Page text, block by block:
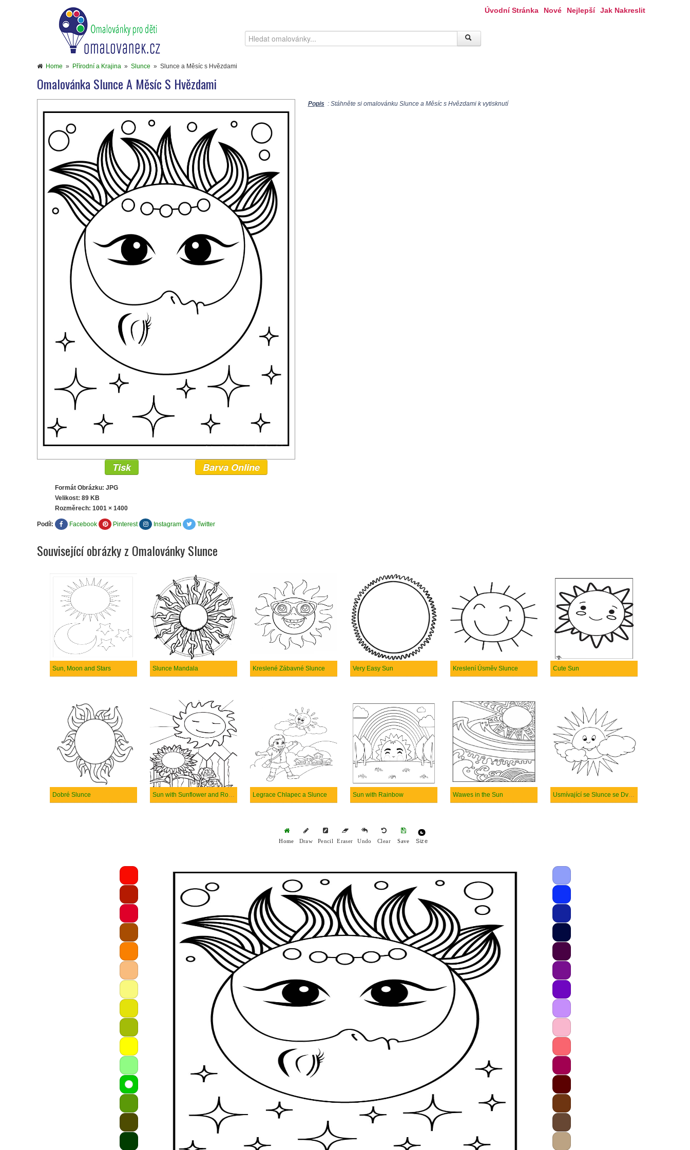
Úvodní Stránka Nové Nejlepší Jak Nakreslit
Home » Přírodní a Krajina » Slunce » Slunce a Měsíc s Hvězdami
Omalovánka Slunce A Měsíc S Hvězdami
Popis : Stáhněte si omalovánku Slunce a Měsíc s Hvězdami k vytisknutí
Tisk Barva Online
Formát Obrázku: JPG
Velikost: 89 KB
Rozměrech: 1001 × 1400
Podíl: Facebook Pinterest Instagram Twitter
Související obrázky z Omalovánky Slunce
Sun, Moon and Stars Slunce Mandala Kreslené Zábavné Slunce Very Easy Sun Kreslení Úsměv Slunce Cute Sun
Dobré Slunce Sun with Sunflower and Rose Legrace Chlapec a Slunce Sun with Rainbow Wawes in the Sun Usmívající se Slunce se Dvěma Mraky
Home Draw Pencil Eraser Undo Clear Save Size